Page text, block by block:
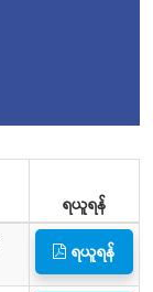
ရယူရန်
ရယူရန်